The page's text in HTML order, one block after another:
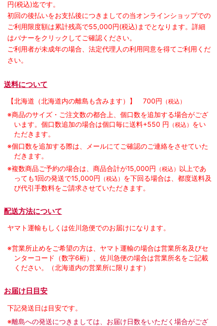
円(税込)迄です。
初回の後払いをお支払後につきましての当オンラインショップでの
ご利用限度額は累計残高で55,000円(税込)までとなります。詳細
はバナーをクリックしてご確認ください。
ご利用者が未成年の場合、法定代理人の利用同意を得てご利用くだ
さい。
送料について
【北海道（北海道内の離島も含みます）】 700円 （税込）
※商品のサイズ・ご注文数の都合上、個口数を追加する場合がござ
います。個口数追加の場合は個口毎に送料+550 円 （税込） をい
ただきます。
※個口数を追加する際は、メールにてご確認のご連絡をさせていた
だきます。
※複数商品ご予約の場合は、商品合計が15,000円 （税込） 以上であ
っても1回の発送で15,000円 （税込） を下回る場合は、都度送料及
び代引手数料をご請求させていただきます。
配送方法について
ヤマト運輸もしくは佐川急便でのお届けになります。
※営業所止めをご希望の方は、ヤマト運輸の場合は営業所名及びセ
ンターコード（数字6桁）、佐川急便の場合は営業所名をご記載
ください。（北海道内の営業所に限ります）
お届け日目安
下記発送日は目安です。
※離島への発送につきましては、お届け日数をいただく場合がござ